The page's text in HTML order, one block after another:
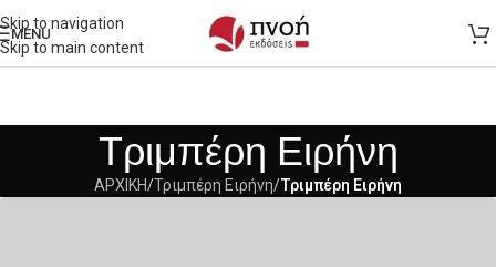
Skip to navigation
Skip to main content
MENU
Τριμπέρη Ειρήνη
ΑΡΧΙΚΗ/Τριμπέρη Ειρήνη/Τριμπέρη Ειρήνη